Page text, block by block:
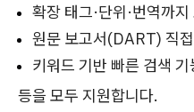
확장 태그·단위·번역까
원문 보고서(DART) 직
키워드 기반 빠른 검색 기
등을 모두 지원합니다.